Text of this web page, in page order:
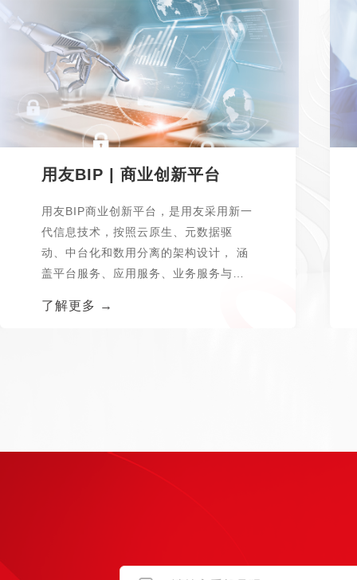
用友BIP | 商业创新平台
用友BIP商业创新平台，是用友采用新一
代信息技术，按照云原生、元数据驱
动、中台化和数用分离的架构设计， 涵
盖平台服务、应用服务、业务服务与数
了解更多 →